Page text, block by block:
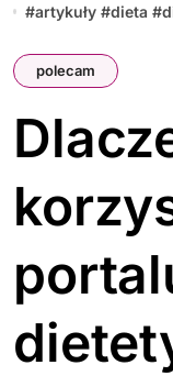
#artykuły #dieta #
polecam